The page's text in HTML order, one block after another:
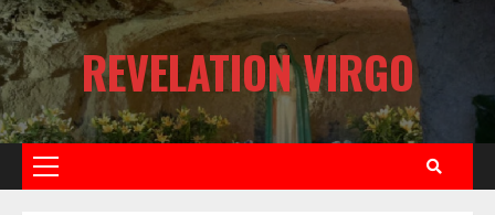
Skip
to
content
REVELATION VIRGO
Primary